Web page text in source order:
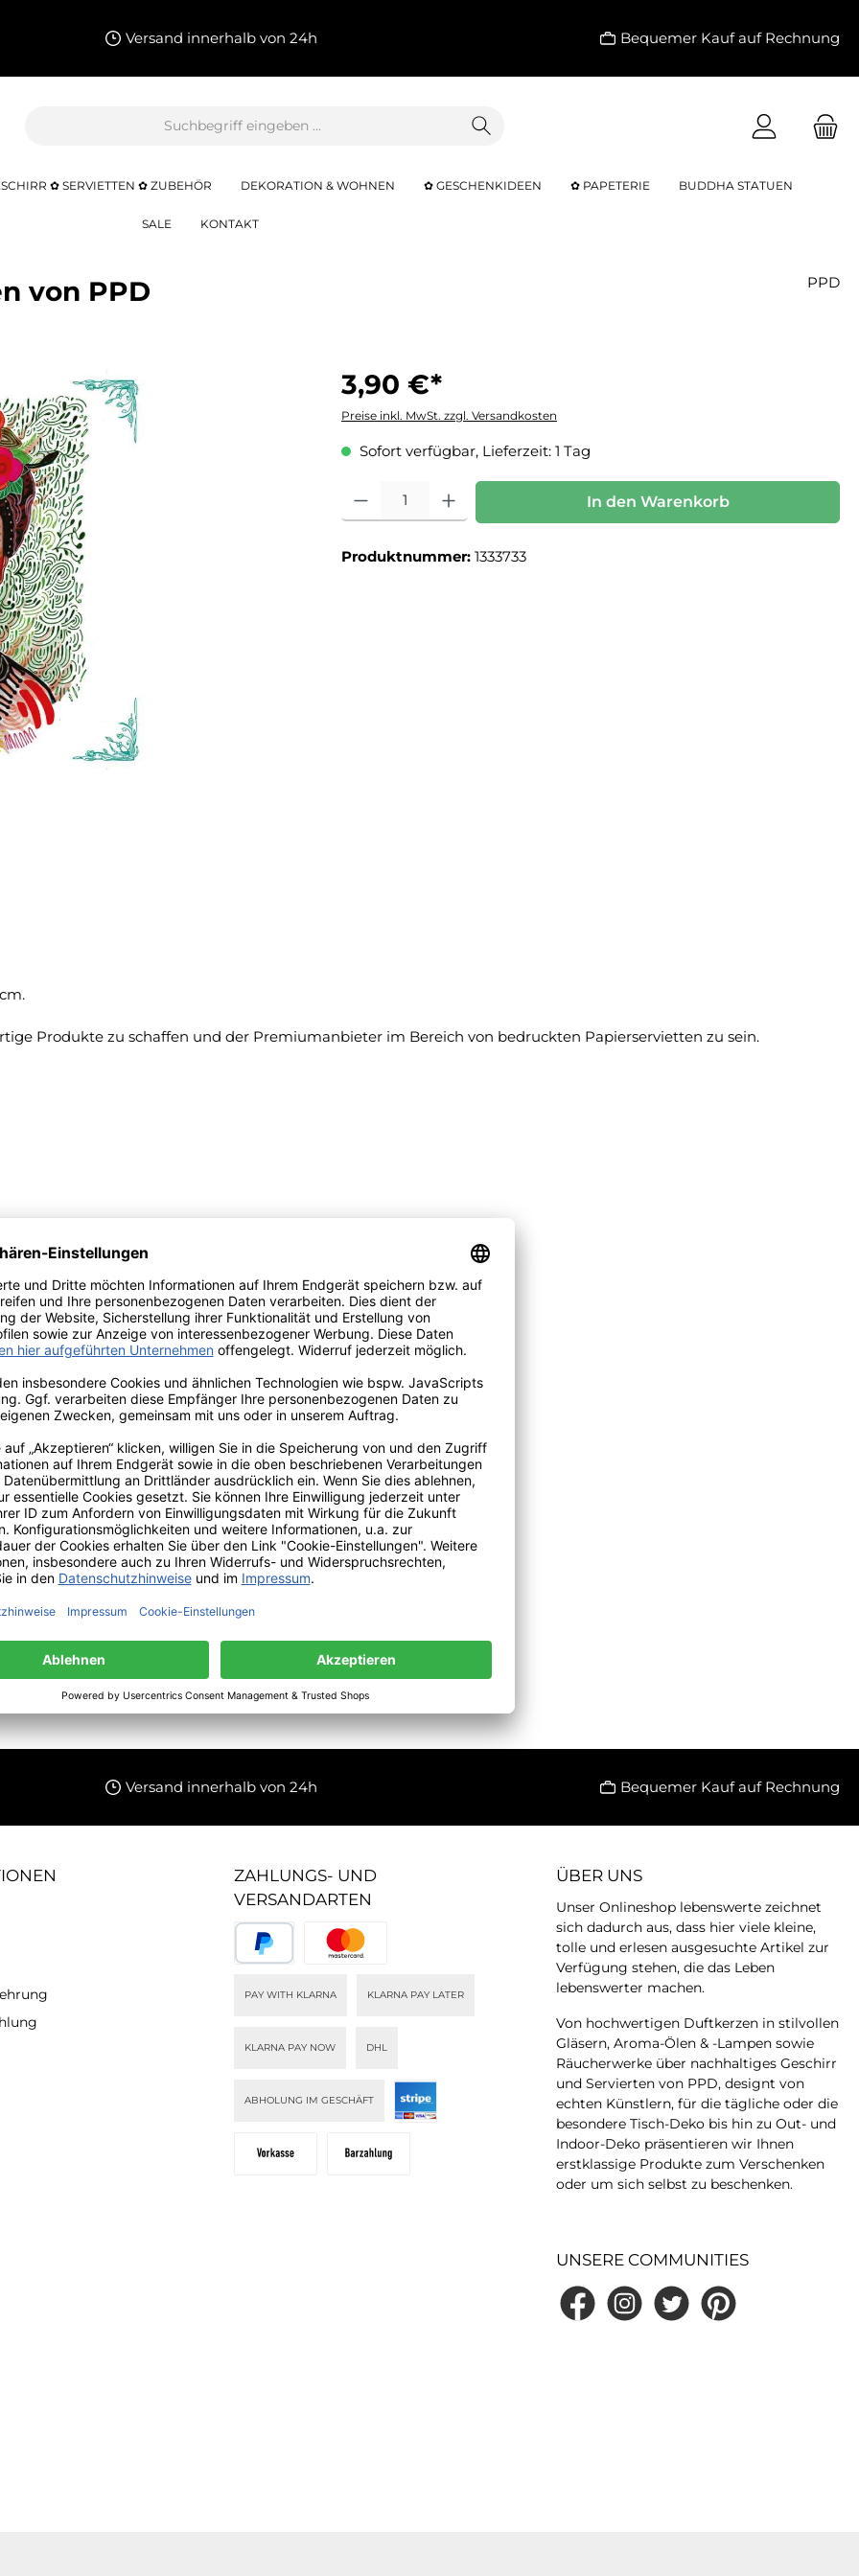
Versand innerhalb von 24h Bequemer Kauf auf Rechnung
✿ SERVIETTEN ✿ ZUBEHÖR DEKORATION & WOHNEN ✿ GESCHENKIDEEN ✿ PAPETERIE BUDDHA STATUEN
SALE KONTAKT
von PPD PPD
3,90 €*
Preise inkl. MwSt. zzgl. Versandkosten
Sofort verfügbar, Lieferzeit: 1 Tag
Produkt Anzahl: Gib den gewünschten Wert ein oder benutze die Schaltflächen um die
In den Warenkorb
Produktnummer: 1333733
Produkte zu schaffen und der Premiumanbieter im Bereich von bedruckten Papierservietten zu sein.
Versand innerhalb von 24h Bequemer Kauf auf Rechnung
ZAHLUNGS- UND
VERSANDARTEN
PAY WITH KLARNA KLARNA PAY LATER
KLARNA PAY NOW DHL
ABHOLUNG IM GESCHÄFT
ÜBER UNS
Unser Onlineshop lebenswerte zeichnet
sich dadurch aus, dass hier viele kleine,
tolle und erlesen ausgesuchte Artikel zur
Verfügung stehen, die das Leben
lebenswerter machen.
Von hochwertigen Duftkerzen in stilvollen
Gläsern, Aroma-Ölen & -Lampen sowie
Räucherwerke über nachhaltiges Geschirr
und Servierten von PPD, designt von
echten Künstlern, für die tägliche oder die
besondere Tisch-Deko bis hin zu Out- und
Indoor-Deko präsentieren wir Ihnen
erstklassige Produkte zum Verschenken
oder um sich selbst zu beschenken.
UNSERE COMMUNITIES
FacebookInstagramTwitter Pinterest